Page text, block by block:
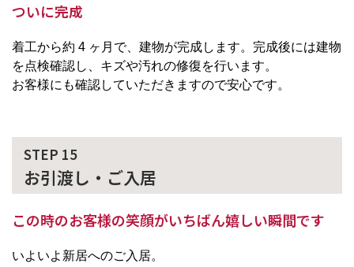
ついに完成
着工から約 4 ヶ月で、建物が完成します。完成後には建物
を点検確認し、キズや汚れの修復を行います。
お客様にも確認していただきますので安心です。
STEP 15
お引渡し・ご入居
この時のお客様の笑顔がいちばん嬉しい瞬間です
いよいよ新居へのご入居。